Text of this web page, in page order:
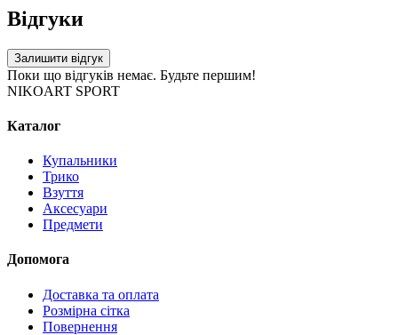
Відгуки
Залишити відгук
Поки що відгуків немає. Будьте першим!
NIKOART SPORT
Каталог
Купальники
Трико
Взуття
Аксесуари
Предмети
Допомога
Доставка та оплата
Розмірна сітка
Повернення